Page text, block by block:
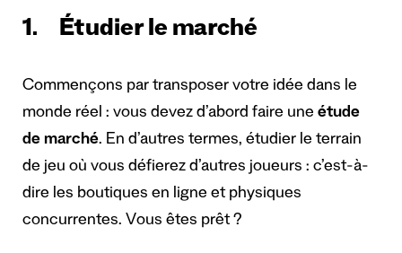
1. Étudier le marché
Commençons par transposer votre idée dans le
monde réel : vous devez d’abord faire une étude
de marché. En d’autres termes, étudier le terrain
de jeu où vous défierez d’autres joueurs : c’est-à-
dire les boutiques en ligne et physiques
concurrentes. Vous êtes prêt ?